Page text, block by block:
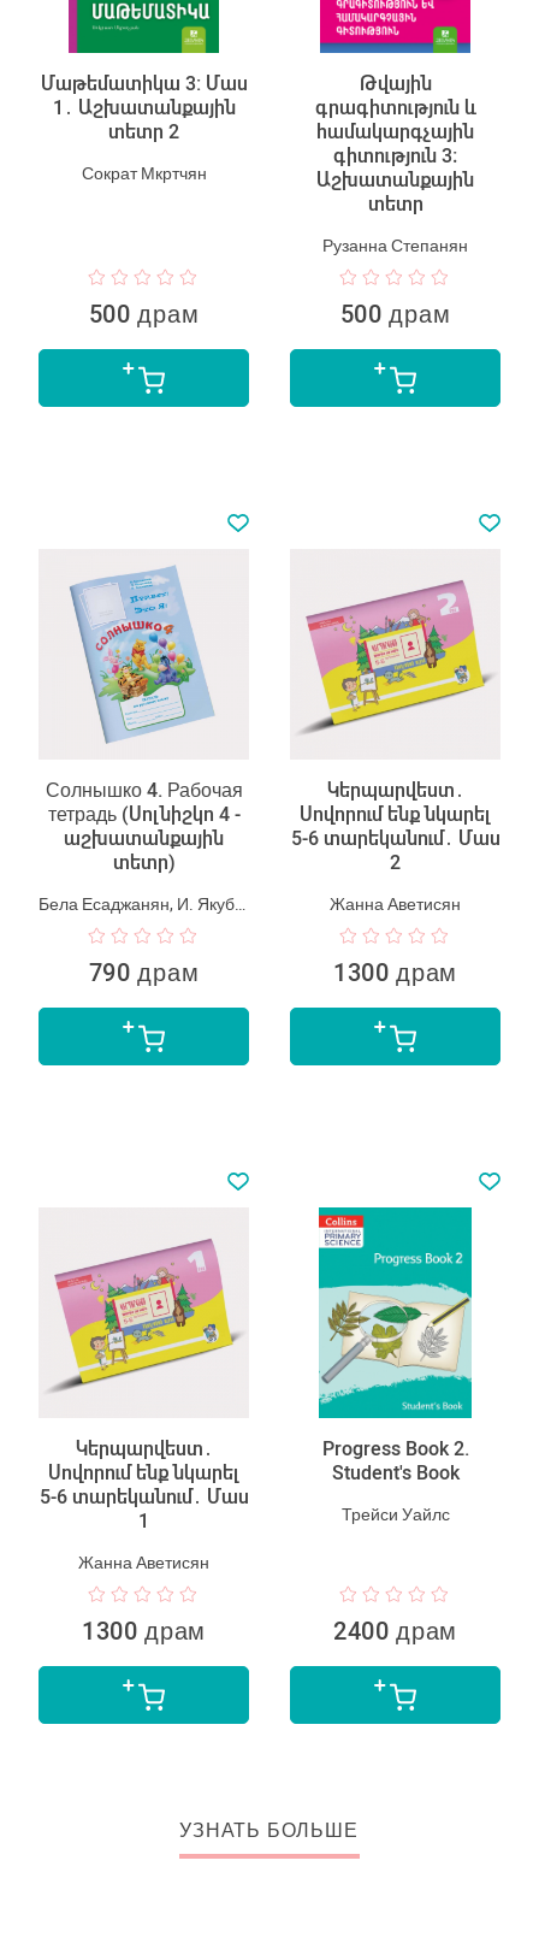
Մաթեմատիկա 3: Մաս
1․ Աշխատանքային
տետր 2
Сократ Мкртчян
500 драм
Թվային
գրագիտություն և
համակարգչային
գիտություն 3։
Աշխատանքային
տետր
Рузанна Степанян
500 драм
Солнышко 4. Рабочая
тетрадь (Սոլնիշկո 4 -
աշխատանքային
տետր)
790 драм
Կերպարվեստ․
Սովորում ենք նկարել
5-6 տարեկանում․ Մաս
2
Жанна Аветисян
1300 драм
Կերպարվեստ․
Սովորում ենք նկարել
5-6 տարեկանում․ Մաս
1
Жанна Аветисян
1300 драм
Progress Book 2.
Student's Book
Трейси Уайлс
2400 драм
УЗНАТЬ БОЛЬШЕ